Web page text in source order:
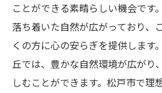
ことができる素晴らしい機会です
落ち着いた自然が広がっており、
くの方に心の安らぎを提供します
丘では、豊かな自然環境が広がり
しむことができます。松戸市で理